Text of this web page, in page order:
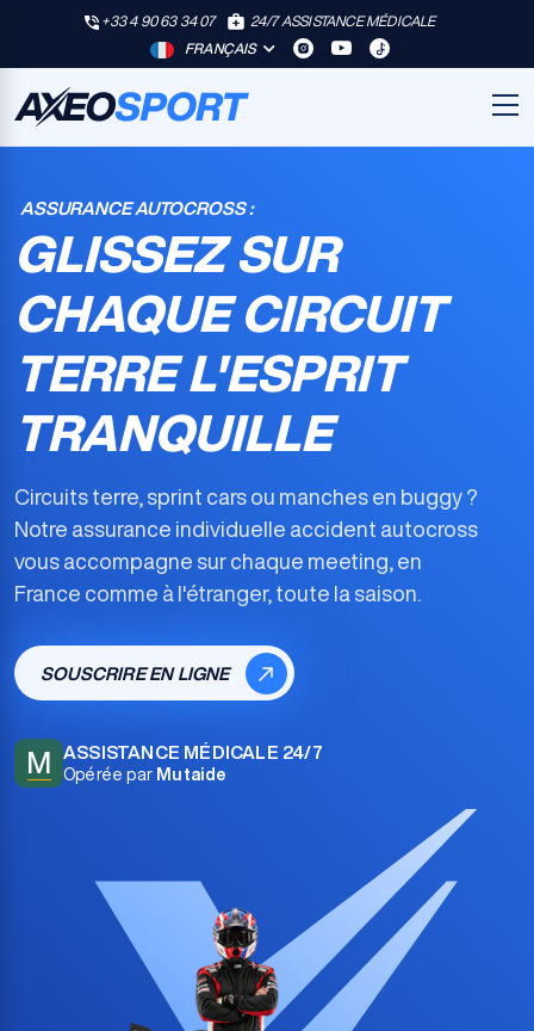
+33 4 90 63 34 07
24/7 ASSISTANCE MÉDICALE
FRANÇAIS
ASSURANCE AUTOCROSS :
GLISSEZ SUR
CHAQUE CIRCUIT
TERRE L'ESPRIT
TRANQUILLE
Circuits terre, sprint cars ou manches en buggy ?
Notre assurance individuelle accident autocross
vous accompagne sur chaque meeting, en
France comme à l'étranger, toute la saison.
SOUSCRIRE EN LIGNE
M ASSISTANCE MÉDICALE 24/7
Opérée par Mutaide